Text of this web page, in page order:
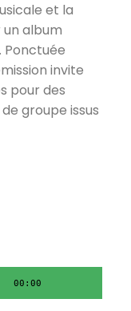
et la
un album
Ponctuée
invite
pour des
groupe issus
00:00